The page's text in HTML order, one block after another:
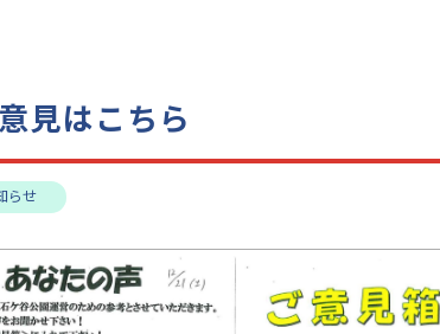
見はこちら
らせ